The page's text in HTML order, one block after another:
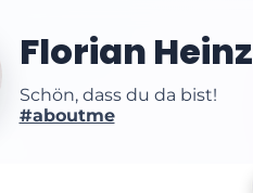
Florian Heinz
Schön, dass du da bist!
#aboutme